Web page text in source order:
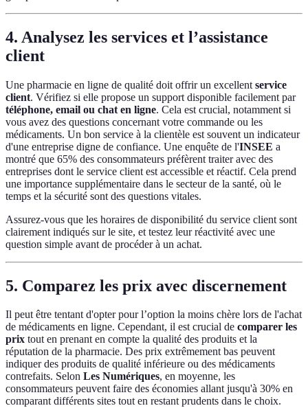
4. Analysez les services et l’assistance
client
Une pharmacie en ligne de qualité doit offrir un excellent service
client. Vérifiez si elle propose un support disponible facilement par
téléphone, email ou chat en ligne. Cela est crucial, notamment si
vous avez des questions concernant votre commande ou les
médicaments. Un bon service à la clientèle est souvent un indicateur
d'une entreprise digne de confiance. Une enquête de l'INSEE a
montré que 65% des consommateurs préfèrent traiter avec des
entreprises dont le service client est accessible et réactif. Cela prend
une importance supplémentaire dans le secteur de la santé, où le
temps et la sécurité sont des questions vitales.
Assurez-vous que les horaires de disponibilité du service client sont
clairement indiqués sur le site, et testez leur réactivité avec une
question simple avant de procéder à un achat.
5. Comparez les prix avec discernement
Il peut être tentant d'opter pour l’option la moins chère lors de l'achat
de médicaments en ligne. Cependant, il est crucial de comparer les
prix tout en prenant en compte la qualité des produits et la
réputation de la pharmacie. Des prix extrêmement bas peuvent
indiquer des produits de qualité inférieure ou des médicaments
contrefaits. Selon Les Numériques, en moyenne, les
consommateurs peuvent faire des économies allant jusqu'à 30% en
comparant différents sites tout en restant prudents dans le choix.